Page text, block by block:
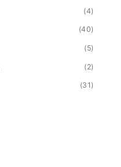
(4)
(40)
(5)
(2)
(31)